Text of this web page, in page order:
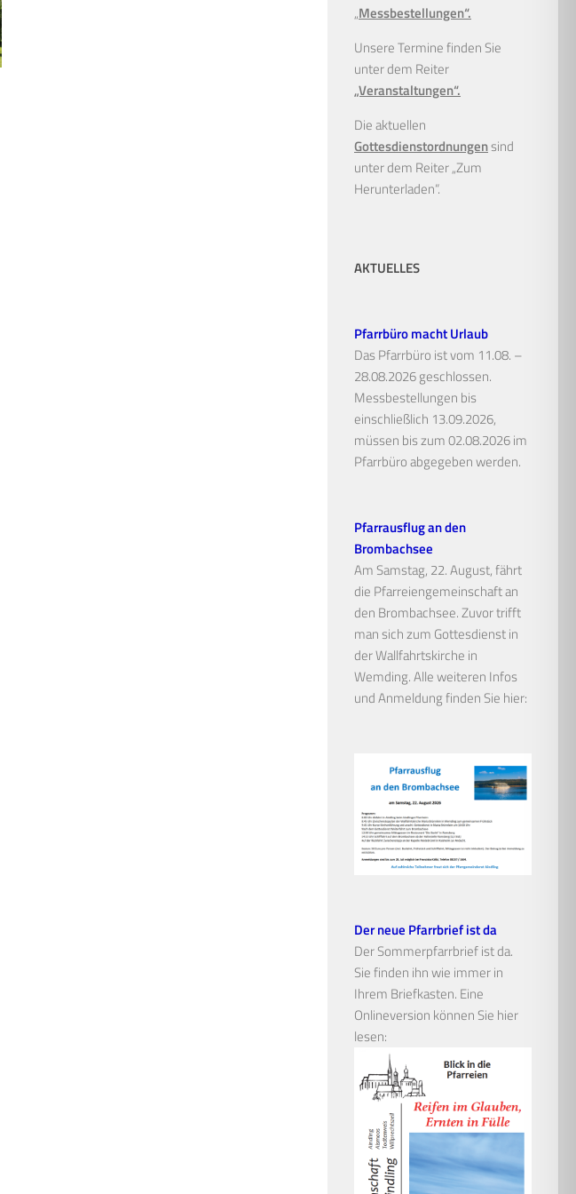
„Messbestellungen“.
Unsere Termine finden Sie
unter dem Reiter
„Veranstaltungen“.
Die aktuellen
Gottesdienstordnungensind
unter dem Reiter „Zum
Herunterladen“.
AKTUELLES
Pfarrbüro macht Urlaub
Das Pfarrbüro ist vom 11.08. –
28.08.2026 geschlossen.
Messbestellungen bis
einschließlich 13.09.2026,
müssen bis zum 02.08.2026 im
Pfarrbüro abgegeben werden.
Pfarrausflug an den
Brombachsee
Am Samstag, 22. August, fährt
die Pfarreiengemeinschaft an
den Brombachsee. Zuvor trifft
man sich zum Gottesdienst in
der Wallfahrtskirche in
Wemding. Alle weiteren Infos
und Anmeldung finden Sie hier:
Der neue Pfarrbrief ist da
Der Sommerpfarrbrief ist da.
Sie finden ihn wie immer in
Ihrem Briefkasten. Eine
Onlineversion können Sie hier
lesen: